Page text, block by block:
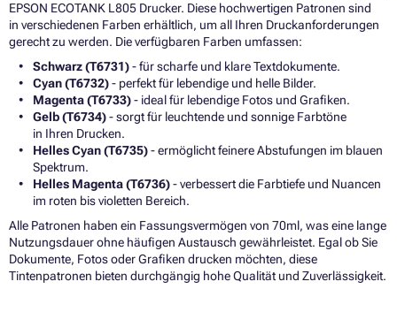
EPSON ECOTANK L805 Drucker. Diese hochwertigen Patronen sind
in verschiedenen Farben erhältlich, um all Ihren Druckanforderungen
gerecht zu werden. Die verfügbaren Farben umfassen:
Schwarz (T6731)- für scharfe und klare Textdokumente.
Cyan (T6732)- perfekt für lebendige und helle Bilder.
Magenta (T6733)- ideal für lebendige Fotos und Grafiken.
Gelb (T6734)- sorgt für leuchtende und sonnige Farbtöne
in Ihren Drucken.
Helles Cyan (T6735)- ermöglicht feinere Abstufungen im blauen
Spektrum.
Helles Magenta (T6736)- verbessert die Farbtiefe und Nuancen
im roten bis violetten Bereich.
Alle Patronen haben ein Fassungsvermögen von 70ml, was eine lange
Nutzungsdauer ohne häufigen Austausch gewährleistet. Egal ob Sie
Dokumente, Fotos oder Grafiken drucken möchten, diese
Tintenpatronen bieten durchgängig hohe Qualität und Zuverlässigkeit.